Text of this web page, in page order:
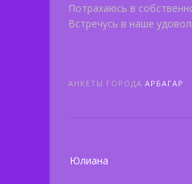
Потрахаюсь в
Встречусь в наше
АНКЕТЫ ГОРОДА АРБАГАР
navigation
Юлиана